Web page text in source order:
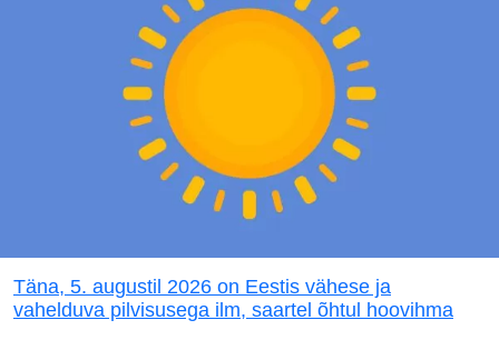
Täna, 5. augustil 2026 on Eestis vähese ja
vahelduva pilvisusega ilm, saartel õhtul hoovihma